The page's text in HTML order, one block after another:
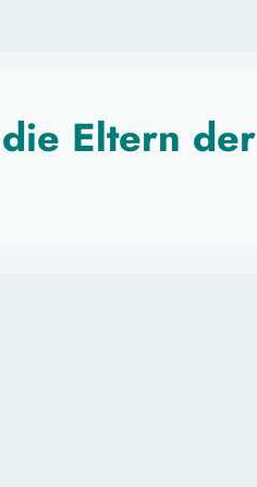
Eltern der